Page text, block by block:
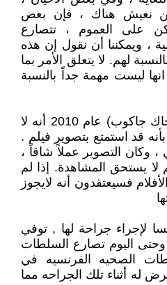
نعيش هناك ، فإن بعض
على العموم ، تتصارع
، ويمكننا أن نقول إن هذه
لهم. لا يتعلق الأمر بما
انها ليست مهمة جداً بالنسبة
أخبره المصور الأمريكي ( جاك جاكوب) عام 2010 أنه لا
قد استمتع بتصوير فيلم .
وكان التصوير عملاً شاقاً ،
لا يستحق المشاهدة. إذا لم
فسيعتقدون أنه لايجوز
لإجراء جراحة لها , توفي
وحتى اليوم تصارع السلطات
الصحيه الفرنسيه في
له أثناء تلك الجراحه مما